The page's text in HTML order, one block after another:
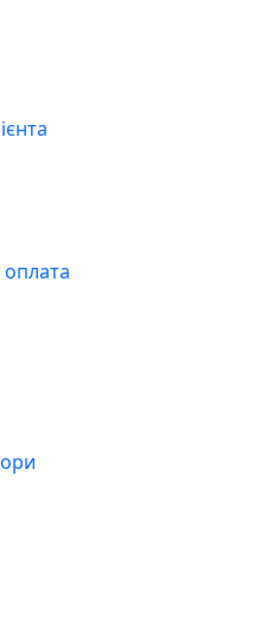
оплата